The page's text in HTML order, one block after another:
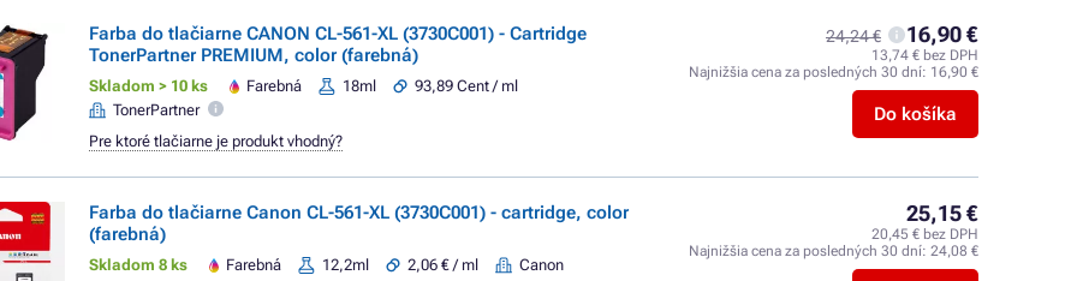
Farba do tlačiarne CANON CL-561-XL (3730C001) - Cartridge
TonerPartner PREMIUM, color (farebná)
Skladom > 10 ks Farebná 18ml
93,89 Cent / ml
TonerPartner
24,24 € 16,90 €
13,74 € bez DPH
Najnižšia cena za posledných 30 dní: 16,90 €
Do košíka
Pre ktoré tlačiarne je produkt vhodný?
Farba do tlačiarne Canon CL-561-XL (3730C001) - cartridge, color
(farebná)
Skladom 8 ks Farebná 12,2ml 2,06 € / ml Canon
25,15 €
20,45 € bez DPH
Najnižšia cena za posledných 30 dní: 24,08 €